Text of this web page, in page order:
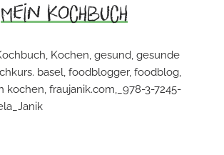
Mein Kochbuch